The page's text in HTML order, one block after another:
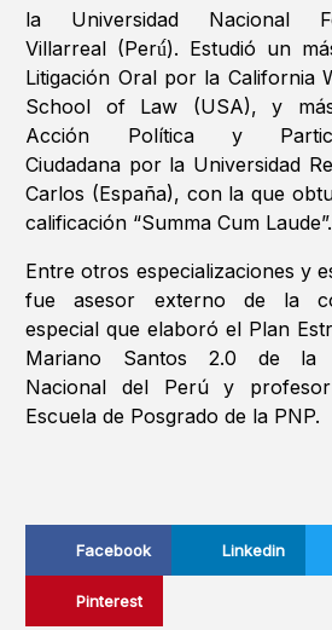
la Universidad Nacional
Villarreal (Perú́). Estudió un
Litigación Oral por la California
School of Law (USA), y
Acción Política y
Ciudadana por la Universidad
Carlos (España), con la que
calificación “Summa Cum Laude”.
Entre otros especializaciones y
fue asesor externo de la
especial que elaboró el Plan
Mariano Santos 2.0 de la
Nacional del Perú y
Escuela de Posgrado de la PNP.
Facebook Linkedin
Pinterest